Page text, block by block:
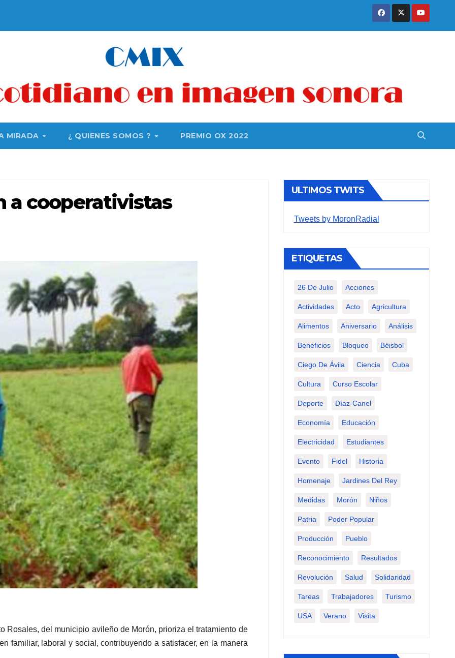
MIRADA ¿ QUIENES SOMOS ? PREMIO OX 2022
a cooperativistas
Rosales, del municipio avileño de Morón, prioriza el tratamiento de
familiar, laboral y social, contribuyendo a satisfacer, en la manera
ULTIMOS TWITS
Tweets by MoronRadial
ETIQUETAS
26 De Julio Acciones
Actividades Acto Agricultura
Alimentos Aniversario Análisis
Beneficios Bloqueo Béisbol
Ciego De Ávila Ciencia Cuba
Cultura Curso Escolar
Deporte Díaz-Canel
Economía Educación
Electricidad Estudiantes
Evento Fidel Historia
Homenaje Jardines Del Rey
Medidas Morón Niños
Patria Poder Popular
Producción Pueblo
Reconocimiento Resultados
Revolución Salud Solidaridad
Tareas Trabajadores Turismo
USA Verano Visita